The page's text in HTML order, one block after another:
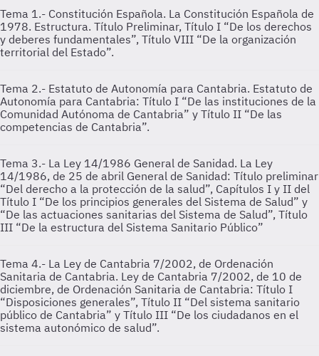
Tema 1.- Constitución Española. La Constitución Española de
1978. Estructura. Título Preliminar, Título I “De los derechos
y deberes fundamentales”, Título VIII “De la organización
territorial del Estado”.
Tema 2.- Estatuto de Autonomía para Cantabria. Estatuto de
Autonomía para Cantabria: Título I “De las instituciones de la
Comunidad Autónoma de Cantabria” y Título II “De las
competencias de Cantabria”.
Tema 3.- La Ley 14/1986 General de Sanidad. La Ley
14/1986, de 25 de abril General de Sanidad: Título preliminar
“Del derecho a la protección de la salud”, Capítulos I y II del
Título I “De los principios generales del Sistema de Salud” y
“De las actuaciones sanitarias del Sistema de Salud”, Título
III “De la estructura del Sistema Sanitario Público”
Tema 4.- La Ley de Cantabria 7/2002, de Ordenación
Sanitaria de Cantabria. Ley de Cantabria 7/2002, de 10 de
diciembre, de Ordenación Sanitaria de Cantabria: Título I
“Disposiciones generales”, Título II “Del sistema sanitario
público de Cantabria” y Título III “De los ciudadanos en el
sistema autonómico de salud”.